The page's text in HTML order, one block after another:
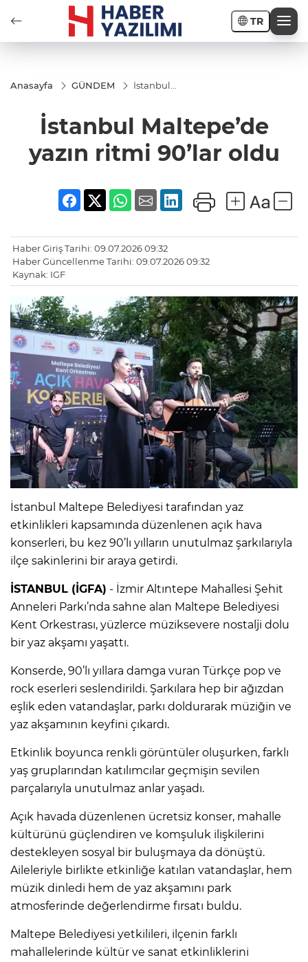
TR
Anasayfa GÜNDEM
İstanbul
90’lar oldu
İstanbul Maltepe’de
yazın ritmi 90’lar oldu
Haber Giriş Tarihi: 09.07.2026 09:32
Haber Güncellenme Tarihi: 09.07.2026 09:32
Kaynak: IGF
İstanbul Maltepe Belediyesi tarafından yaz
etkinlikleri kapsamında düzenlenen açık hava
konserleri, bu kez 90’lı yılların unutulmaz şarkılarıyla
ilçe sakinlerini bir araya getirdi.
İSTANBUL (İGFA) - İzmir Altıntepe Mahallesi Şehit
Anneleri Parkı’nda sahne alan Maltepe Belediyesi
Kent Orkestrası, yüzlerce müziksevere nostalji dolu
bir yaz akşamı yaşattı.
Konserde, 90’lı yıllara damga vuran Türkçe pop ve
rock eserleri seslendirildi. Şarkılara hep bir ağızdan
eşlik eden vatandaşlar, parkı doldurarak müziğin ve
yaz akşamının keyfini çıkardı.
Etkinlik boyunca renkli görüntüler oluşurken, farklı
yaş gruplarından katılımcılar geçmişin sevilen
parçalarıyla unutulmaz anlar yaşadı.
Açık havada düzenlenen ücretsiz konser, mahalle
kültürünü güçlendiren ve komşuluk ilişkilerini
destekleyen sosyal bir buluşmaya da dönüştü.
Aileleriyle birlikte etkinliğe katılan vatandaşlar, hem
müzik dinledi hem de yaz akşamını park
atmosferinde değerlendirme fırsatı buldu.
Maltepe Belediyesi yetkilileri, ilçenin farklı
mahallelerinde kültür ve sanat etkinliklerini